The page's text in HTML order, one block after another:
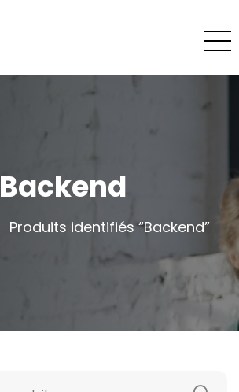
Backend
Produits identifiés “Backend”